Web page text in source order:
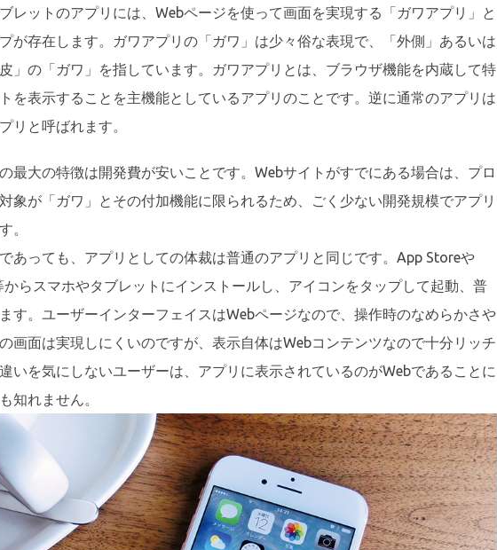
レットのアプリには、Webページを使って画面を実現する「ガワアプリ」と
が存在します。ガワアプリの「ガワ」は少々俗な表現で、「外側」あるいは
皮」の「ガワ」を指しています。ガワアプリとは、ブラウザ機能を内蔵して特
を表示することを主機能としているアプリのことです。逆に通常のアプリは
リと呼ばれます。
最大の特徴は開発費が安いことです。Webサイトがすでにある場合は、プロ
象が「ガワ」とその付加機能に限られるため、ごく少ない開発規模でアプリ
。
あっても、アプリとしての体裁は普通のアプリと同じです。App Storeや
からスマホやタブレットにインストールし、アイコンをタップして起動、普
す。ユーザーインターフェイスはWebページなので、操作時のなめらかさや
画面は実現しにくいのですが、表示自体はWebコンテンツなので十分リッチ
いを気にしないユーザーは、アプリに表示されているのがWebであることに
知れません。